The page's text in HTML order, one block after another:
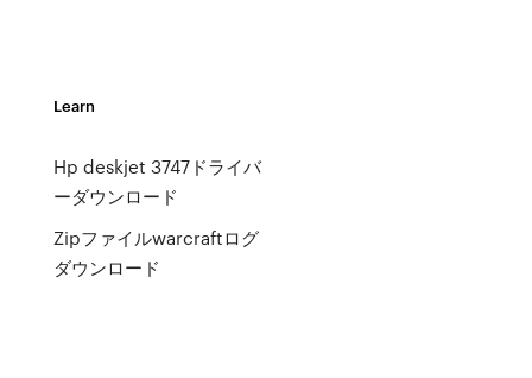
Learn
Hp deskjet 3747ドライバ
ーダウンロード
Zipファイルwarcraftログ
ダウンロード